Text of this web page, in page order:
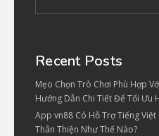
Recent Posts
Mẹo Chọn Trò Chơi Phù Hợp
Hướng Dẫn Chi Tiết Để Tối Ưu
App vn88 Có Hỗ Trợ Tiếng
Thân Thiện Như Thế Nào?